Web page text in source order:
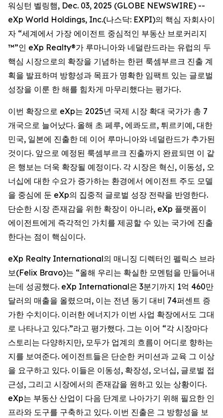
워싱턴 벨링햄, Dec. 03, 2025 (GLOBE NEWSWIRE) --
eXp World Holdings, Inc.(나스닥: EXPI)의 핵심 자회사이
자 “세계에서 가장 에이전트 중심적인 부동산 브로커리지
™”인 eXp Realty®가 루마니아와 네덜란드라는 유럽의 두
핵심 시장으로의 확장을 기념하는 한편 룩셈부르크 진출 계
획을 발표하며 방향성과 목표가 명확한 임팩트 있는 글로벌
성장을 이룬 한 해를 힘차게 마무리했다는 평가다.
이번 확장으로 eXp는 2025년 국제 시장 확대 국가가 총 7
개국으로 늘어났다. 올해 초 페루, 에콰도르, 튀르키예, 대한
민국, 일본에 진출한 데 이어 루마니아와 네덜란드가 추가된
것이다. 앞으로 예정된 룩셈부르크 진출까지 완료되면 이 같
은 행보는 더욱 확장될 예정이다. 각 시장은 혁신, 이동성, 오
너십에 대한 수요가 증가하는 환경에서 에이전트 주도 모델
을 중심에 둔 eXp의 집중적 글로벌 성장 전략을 반영한다.
단순한 시장 존재감을 위한 확장이 아니라, eXp 플랫폼이
에이전트에게 즉각적인 가치를 제공할 수 있는 국가에 진출
한다는 점이 핵심이다.
eXp Realty International의 매니징 디렉터인 펠릭스 브라
보(Felix Bravo)는 “올해 우리는 확실한 모멘텀을 만들어내
는데 성공했다. eXp International은 3분기까지 1억 460만
달러의 매출을 올렸으며, 이는 전년 동기 대비 74퍼센트 증
가한 수치이다. 이러한 에너지가 이번 사업 확장에서도 그대
로 나타나고 있다.”라고 평가했다. 그는 이어 “각 시장마다
스토리는 다양하지만, 모두가 업계의 흐름이 어디로 향하는
지를 보여준다. 에이전트들은 단순한 커미션과 교육 그 이상
을 요구하고 있다. 이들은 이동성, 확장성, 오너십, 글로벌 접
근성, 그리고 시장에서의 존재감을 원하고 있는 상황이다.
eXp는 부동산 산업이 다음 단계로 나아가기 위해 필요한 인
프라와 도구를 구축하고 있다. 이번 진출은 그 방향성을 보